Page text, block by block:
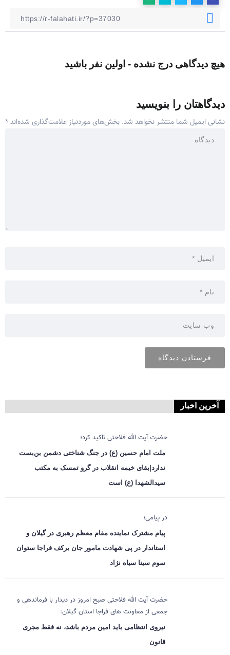
هیچ دیدگاهی درج نشده - اولین نفر باشید
دیدگاهتان را بنویسید
نشانی ایمیل شما منتشر نخواهد شد. بخش‌های موردنیاز علامت‌گذاری شده‌اند*
آخرین اخبار
حضرت آیت الله فلاحتی تاکید کرد؛
ملت امام حسین (ع) در جنگ شناختی دشمن بن‌بست
ندارد|بقای خیمه انقلاب در گرو تمسک به مکتب
سیدالشهدا (ع) است
در پیامی؛
پیام مشترک نماینده مقام معظم رهبری در گیلان و
استاندار در پی شهادت مامور جان برکف فراجا ستوان
سوم سینا سیاه نژاد
حضرت آیت الله فلاحتی صبح امروز در دیدار با فرماندهی و
جمعی از معاونت های فراجا استان گیلان:
نیروی انتظامی باید امین مردم باشد، نه فقط مجری
قانون